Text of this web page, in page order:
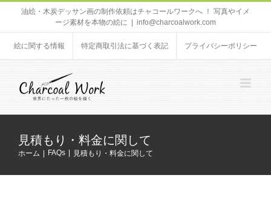
content
油絵・木炭デッサン画の制作依頼はチャコールワークへ ！ 写真やイメ
ージ素材を本物の絵に
info@charcoalwork.com
絵に関する情報 特定商取引法に基づく表記 プライバシーポリシー
見積もり・料金に関して
ホーム FAQs 見積もり・料金に関して